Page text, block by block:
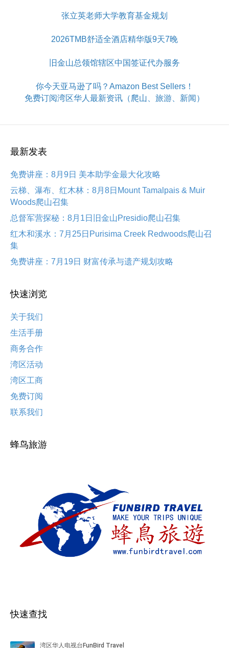
张立英老师大学教育基金规划
2026TMB舒适全酒店精华版9天7晚
旧金山总领馆辖区中国签证代办服务
你今天亚马逊了吗？Amazon Best Sellers！
免费订阅湾区华人最新资讯（爬山、旅游、新闻）
最新发表
免费讲座：8月9日 美本助学金最大化攻略
云梯、瀑布、红木林：8月8日Mount Tamalpais & Muir
Woods爬山召集
总督军营探秘：8月1日旧金山Presidio爬山召集
红木和溪水：7月25日Purisima Creek Redwoods爬山召
集
免费讲座：7月19日 财富传承与遗产规划攻略
快速浏览
关于我们
生活手册
商务合作
湾区活动
湾区工商
免费订阅
联系我们
蜂鸟旅游
快速查找